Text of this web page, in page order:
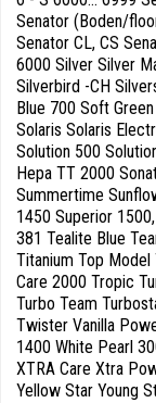
Senator (Boden/
Senator CL, CS
6000 Silver Silver
Silverbird -CH
Blue 700 Soft
Solaris Solaris
Solution 500
Hepa TT 2000
Summertime
1450 Superior
381 Tealite Blue
Titanium Top Model
Care 2000 Tropic
Turbo Team
Twister Vanilla
1400 White Pearl
XTRA Care Xtra
Yellow Star Young